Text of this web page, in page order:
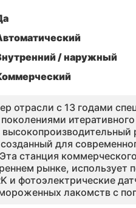
/ наружный
отрасли с 13 годами
для
станция
рынке,
и фотоэлектрические
лакомств с